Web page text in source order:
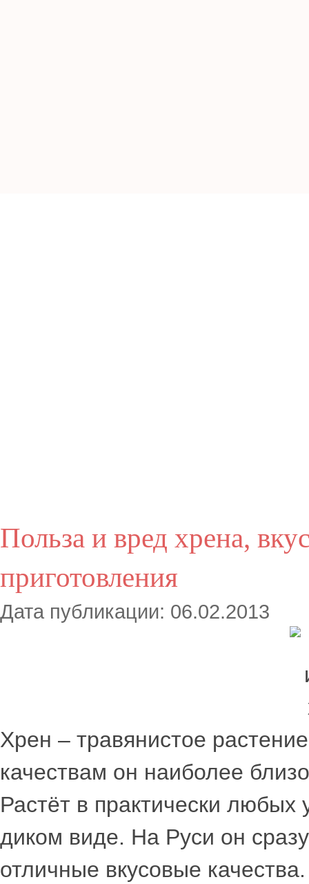
Польза и вред хрена,
приготовления
Дата публикации: 06.02.2013
Хрен – травянистое
качествам он наиболее
Растёт в практически любых
диком виде. На Руси он
отличные вкусовые